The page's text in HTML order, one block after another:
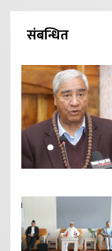
संबन्धित